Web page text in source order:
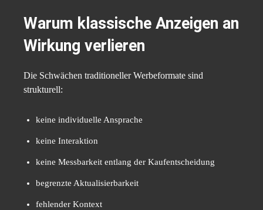
Warum klassische Anzeigen an
Wirkung verlieren
Die Schwächen traditioneller Werbeformate sind
strukturell:
keine individuelle Ansprache
keine Interaktion
keine Messbarkeit entlang der Kaufentscheidung
begrenzte Aktualisierbarkeit
fehlender Kontext